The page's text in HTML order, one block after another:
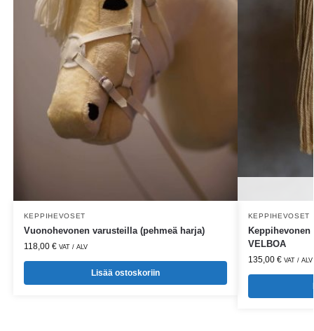
KEPPIHEVOSET
Vuonohevonen varusteilla (pehmeä harja)
118,00 € VAT / ALV
Lisää ostoskoriin
KEPPIHEVOSET
VELBOA
135,00 € VAT / ALV